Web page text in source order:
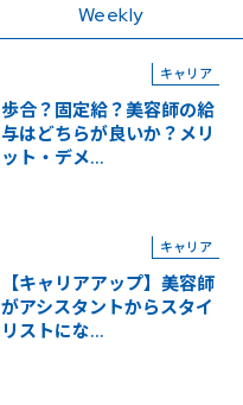
Weekly
キャリア
歩合？固定給？美容師の給
与はどちらが良いか？メリ
ット・デメ...
キャリア
【キャリアアップ】美容師
がアシスタントからスタイ
リストにな...